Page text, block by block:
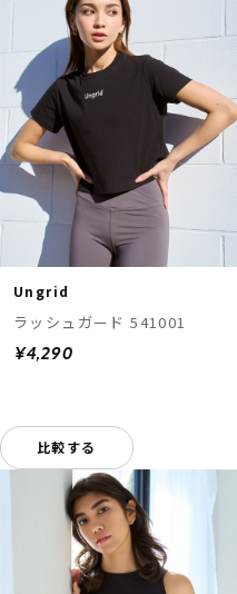
Ungrid
ラッシュガード 541001
¥4,290
比較する